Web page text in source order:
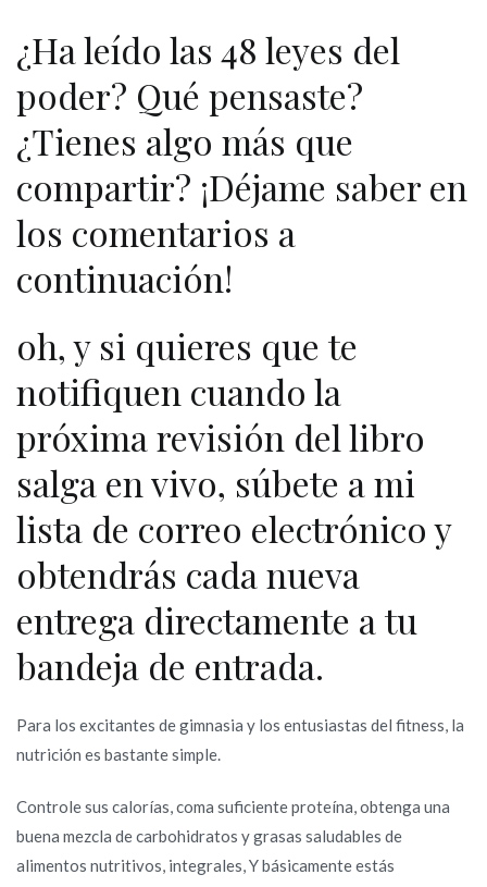
¿Ha leído las 48 leyes del
poder? Qué pensaste?
¿Tienes algo más que
compartir? ¡Déjame saber en
los comentarios a
continuación!
oh, y si quieres que te
notifiquen cuando la
próxima revisión del libro
salga en vivo, súbete a mi
lista de correo electrónico y
obtendrás cada nueva
entrega directamente a tu
bandeja de entrada.
Para los excitantes de gimnasia y los entusiastas del fitness, la
nutrición es bastante simple.
Controle sus calorías, coma suficiente proteína, obtenga una
buena mezcla de carbohidratos y grasas saludables de
alimentos nutritivos, integrales, Y básicamente estás